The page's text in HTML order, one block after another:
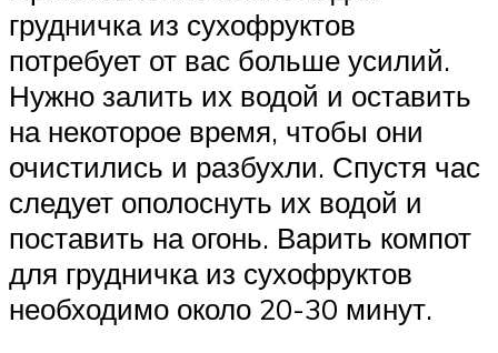
грудничка из сухофруктов
потребует от вас больше усилий.
Нужно залить их водой и оставить
на некоторое время, чтобы они
очистились и разбухли. Спустя час
следует ополоснуть их водой и
поставить на огонь. Варить компот
для грудничка из сухофруктов
необходимо около 20-30 минут.